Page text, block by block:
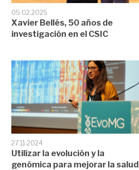
05.02.2025
Xavier Bellés, 50 años de
investigación en el CSIC
27.11.2024
Utilizar la evolución y la
genómica para mejorar la salud